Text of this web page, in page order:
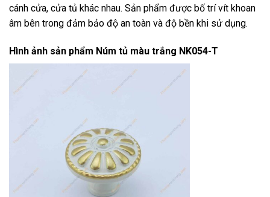
cánh cửa, cửa tủ khác nhau. Sản phẩm được bố trí vít khoan
âm bên trong đảm bảo độ an toàn và độ bền khi sử dụng.
Hình ảnh sản phẩm Núm tủ màu trắng NK054-T